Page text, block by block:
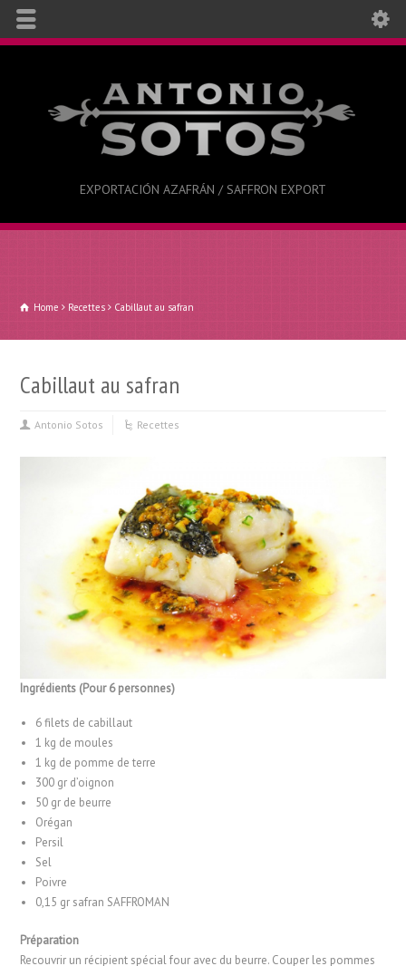
EXPORTACIÓN AZAFRÁN / SAFFRON EXPORT
Home Recettes Cabillaut au safran
Cabillaut au safran
Antonio Sotos Recettes
Ingrédients (Pour 6 personnes)
6 filets de cabillaut
1 kg de moules
1 kg de pomme de terre
300 gr d’oignon
50 gr de beurre
Orégan
Persil
Sel
Poivre
0,15 gr safran SAFFROMAN
Préparation
Recouvrir un récipient spécial four avec du beurre. Couper les pommes